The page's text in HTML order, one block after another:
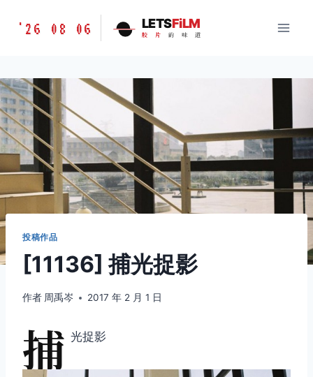
胶
味
道
LETSFILM
'26 08 06 LETSFiLM
胶 片 的 味 道
投稿作品
[11136] 捕光捉影
作者 周禹岑 2017 年 2 月 1 日
捕 光捉影